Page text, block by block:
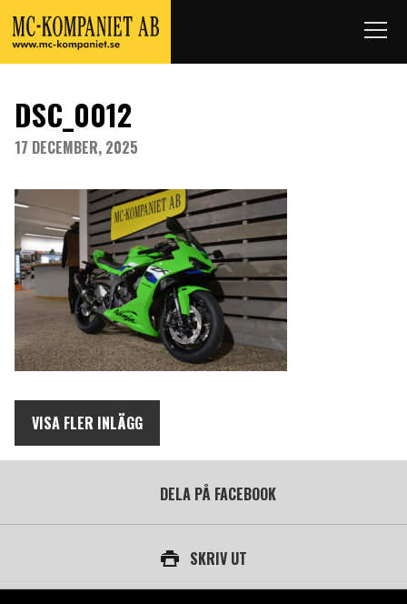
DSC_0012
17 DECEMBER, 2025
VISA FLER INLÄGG
DELA PÅ FACEBOOK
SKRIV UT